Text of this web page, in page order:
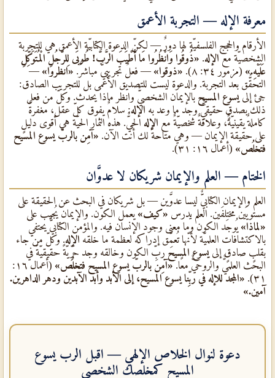
معرفة الإله — التجربة الأعمق
الأرقام والحجج الفلسفيّة لها دورٌ — لكنّ الدعوة الكتابيّة الأعمق هي للتجربة
الشخصيّة مع الإله. «ذُوقُوا وَانْظُرُوا مَا أَطْيَبَ الرَّبَّ! طُوبَى لِلرَّجُلِ الْمُتَوَكِّلِ
عَلَيْهِ.» (مزمور ٣٤: ٨). «ذوقوا» — فعلٌ تجريبيٌّ مباشرٌ. «انظروا» —
التحقُّق بعد التجربة. والدعوة ليست للتصديق الأعمى بل للتجريب الصادق:
جئ إلى يسوع المسيح بالإيمان الشخصيٌّ وانظر ماذا يحدث. وكلّ من فعل
ذلك بصدقٍ حقيقيٌّ وجد ما وعد به الإله: سلامٌ يفوق كلّ عقل، مغفرةٌ
كاملةٌ يقينيّةٌ، وعلاقةٌ شخصيّةٌ مع الإله الحيٌّ. هذه الثمار الحيّة هي أقوى دليلٍ
على حقيقة الإيمان — وهي متاحةٌ لك أنت الآن. «آمِن بالربّ يسوع المسيح
فتخلُص» (أعمال ١٦: ٣١).
الختام — العلم والإيمان شريكان لا عدوَّان
العلم والإيمان الكتابيٌّ ليسا عدوَّين — بل شريكان في البحث عن الحقيقة على
مستويَين مختلفَين. العلم يدرس «كيف» يعمل الكون. والإيمان يُجيب على
«لماذا» يُوجَد الكون وما معنى وجود الإنسان فيه. والمؤمن الكتابيٌّ يحتفي
بالاكتشافات العلميّة لأنّها تُعمِّق إدراكه لعظمة ما خلقه الإله. وكلّ من جاء
بقلبٍ صادقٍ إلى يسوع المسيح ربِّ الكون وخالقه وجد حرِّيّةً حقيقيّةً في
البحث العلميٌّ والروحيٌّ معًا.«آمِن بالربّ يسوع المسيح فتخلُص»
(أعمال ١٦:
٣١).
«المجد للإله في ربِّنا يسوع المسيح، إلى الأبد وأبد الآبدين ودهر الداهرين.
آمين.»
دعوة لنوال الخلاص الإلهي — اقبل الرب يسوع
المسيح كمخلصك الشخصي